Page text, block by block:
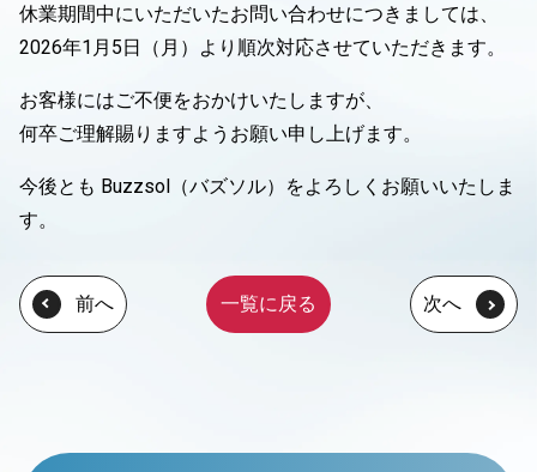
休業期間中にいただいたお問い合わせにつきましては、
2026年1月5日（月）より順次対応させていただきます。
お客様にはご不便をおかけいたしますが、
何卒ご理解賜りますようお願い申し上げます。
今後とも Buzzsol（バズソル）をよろしくお願いいたしま
す。
前へ 一覧に戻る 次へ